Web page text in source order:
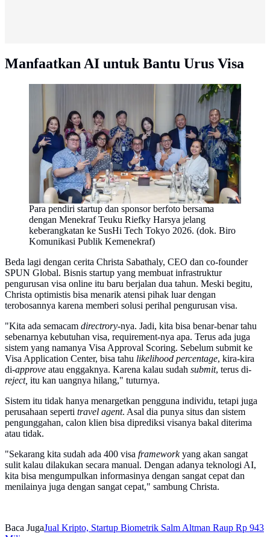
Manfaatkan AI untuk Bantu Urus Visa
Para pendiri startup dan sponsor berfoto bersama
dengan Menekraf Teuku Riefky Harsya jelang
keberangkatan ke SusHi Tech Tokyo 2026. (dok. Biro
Komunikasi Publik Kemenekraf)
Beda lagi dengan cerita Christa Sabathaly, CEO dan co-founder
SPUN Global. Bisnis startup yang membuat infrastruktur
pengurusan visa online itu baru berjalan dua tahun. Meski begitu,
Christa optimistis bisa menarik atensi pihak luar dengan
terobosannya karena memberi solusi perihal pengurusan visa.
"Kita ada semacam directrory-nya. Jadi, kita bisa benar-benar tahu
sebenarnya kebutuhan visa, requirement-nya apa. Terus ada juga
sistem yang namanya Visa Approval Scoring. Sebelum submit ke
Visa Application Center, bisa tahu likelihood percentage, kira-kira
di-approve atau enggaknya. Karena kalau sudah submit, terus di-
reject, itu kan uangnya hilang," tuturnya.
Sistem itu tidak hanya menargetkan pengguna individu, tetapi juga
perusahaan seperti travel agent. Asal dia punya situs dan sistem
pengunggahan, calon klien bisa diprediksi visanya bakal diterima
atau tidak.
"Sekarang kita sudah ada 400 visa frameworkyang akan sangat
sulit kalau dilakukan secara manual. Dengan adanya teknologi AI,
kita bisa mengumpulkan informasinya dengan sangat cepat dan
menilainya juga dengan sangat cepat," sambung Christa.
Baca JugaJual Kripto, Startup Biometrik Salm Altman Raup Rp 943